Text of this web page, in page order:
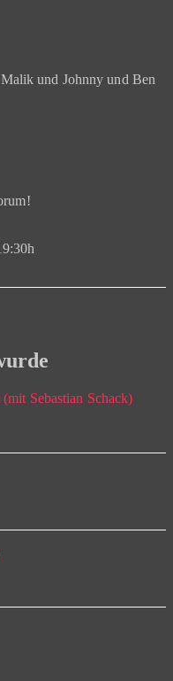
und Johnny und Ben
Sebastian Schack)